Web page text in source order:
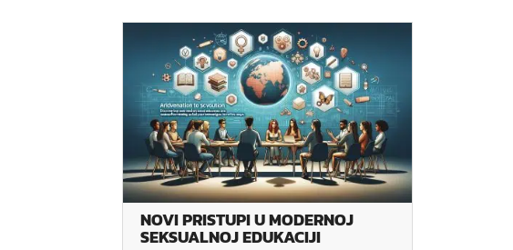
NOVI PRISTUPI U MODERNOJ
SEKSUALNOJ EDUKACIJI